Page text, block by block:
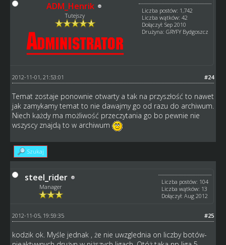
ADM_Henrik
Tutejszy
Liczba postów: 1,742
Liczba wątków: 42
Dołączył: Sep 2010
Drużyna: GRYFY Bydgoszcz
#24
2012-11-01, 21:53:01
Temat zostaje ponownie otwarty a tak na przyszłość to nawet
jak zamykamy temat to nie dawajmy go od razu do archiwum.
Niech każdy ma możliwość przeczytania go bo pewnie nie
wszyscy znajdą to w archiwum
Szukaj
steel_rider
Manager
Liczba postów: 104
Liczba wątków: 13
Dołączył: Aug 2012
#25
2012-11-05, 19:59:35
kodzik ok. Myśle jednak , że nie uwzglednia on liczby botów-